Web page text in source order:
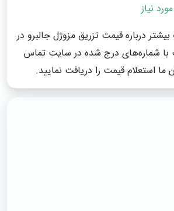
نیاز
درباره قیمت تزریق مزوژل جالبرو در
با شماره‌های درج شده در سایت تماس
ما استعلام قیمت را دریافت نمایید.